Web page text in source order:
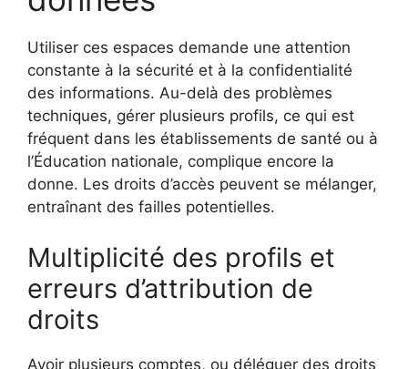
Utiliser ces espaces demande une attention
constante à la sécurité et à la confidentialité
des informations. Au-delà des problèmes
techniques, gérer plusieurs profils, ce qui est
fréquent dans les établissements de santé ou à
l’Éducation nationale, complique encore la
donne. Les droits d’accès peuvent se mélanger,
entraînant des failles potentielles.
Multiplicité des profils et
erreurs d’attribution de
droits
Avoir plusieurs comptes, ou déléguer des droits